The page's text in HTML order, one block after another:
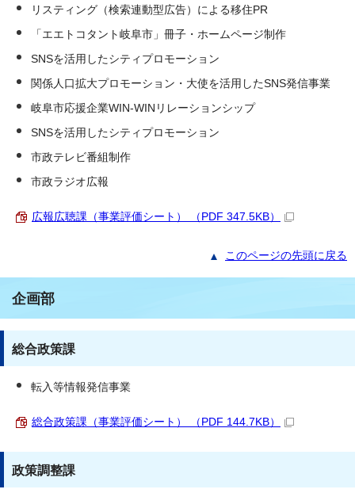
リスティング（検索連動型広告）による移住PR
「エエトコタント岐阜市」冊子・ホームページ制作
SNSを活用したシティプロモーション
関係人口拡大プロモーション・大使を活用したSNS発信事業
岐阜市応援企業WIN-WINリレーションシップ
SNSを活用したシティプロモーション
市政テレビ番組制作
市政ラジオ広報
広報広聴課（事業評価シート） （PDF 347.5KB）
このページの先頭に戻る
企画部
総合政策課
転入等情報発信事業
総合政策課（事業評価シート） （PDF 144.7KB）
政策調整課